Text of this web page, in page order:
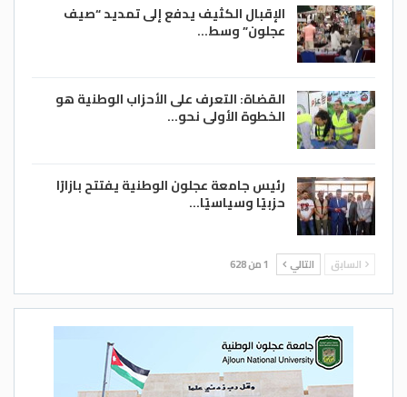
الإقبال الكثيف يدفع إلى تمديد “صيف
عجلون” وسط…
القضاة: التعرف على الأحزاب الوطنية هو
الخطوة الأولى نحو…
رئيس جامعة عجلون الوطنية يفتتح بازارًا
حزبيًا وسياسيًا…
السابق التالي 1 من 628